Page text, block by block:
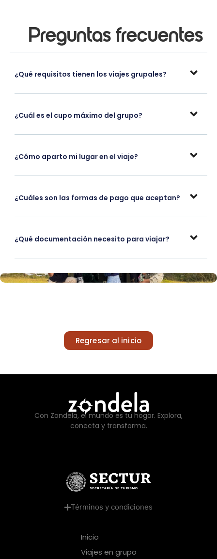
Preguntas frecuentes
¿Qué requisitos tienen los viajes grupales?
¿Cuál es el cupo máximo del grupo?
¿Cómo aparto mi lugar en el viaje?
¿Cuáles son las formas de pago que aceptan?
¿Qué documentación necesito para viajar?
Regresar al inicio
Con Zondela, el mundo es tu hogar. Explora,
conecta y transforma.
Términos y condiciones
Inicio
Viajes en grupo